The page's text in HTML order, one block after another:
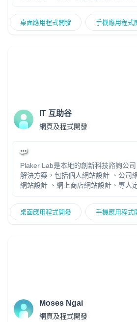
站、網上商店等 - 基於強大的
便 - 可按客戶需求進行定制開發 無論是 NextJS +
桌面應用程式開發 手機應用程式
IT 互助谷
網頁及程式開發
Plaker Lab是本地的創新科技諮詢公
解決方案，包括個人網站設計 、公司
網站設計 、網上商店網站設計、專人
意、技術與思維，結合多年專業用戶
造更好用戶體驗的品牌產品。 Plaker Lab 網站
桌面應用程式開發 手機應用程式
Moses Ngai
網頁及程式開發